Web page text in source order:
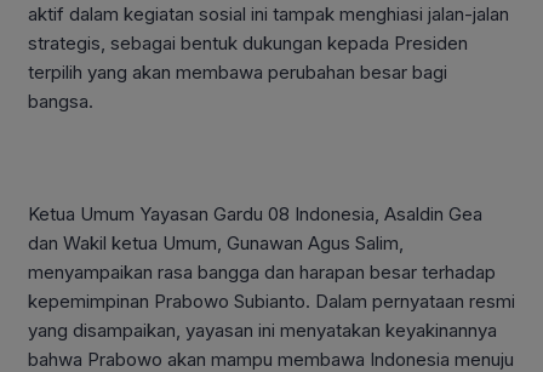
aktif dalam kegiatan sosial ini tampak menghiasi jalan-jalan
strategis, sebagai bentuk dukungan kepada Presiden
terpilih yang akan membawa perubahan besar bagi
bangsa.
Ketua Umum Yayasan Gardu 08 Indonesia, Asaldin Gea
dan Wakil ketua Umum, Gunawan Agus Salim,
menyampaikan rasa bangga dan harapan besar terhadap
kepemimpinan Prabowo Subianto. Dalam pernyataan resmi
yang disampaikan, yayasan ini menyatakan keyakinannya
bahwa Prabowo akan mampu membawa Indonesia menuju